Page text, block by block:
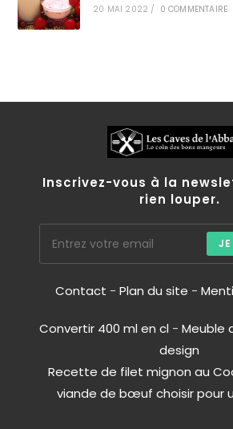
20 MAI 2022 / 0 COMMENTAIRE
Inscrivez-vous à la
rien louper.
Contact - Plan du site -
Convertir 400 ml en cl - Meuble
design
Recette de filet mignon au
viande de bœuf choisir pour